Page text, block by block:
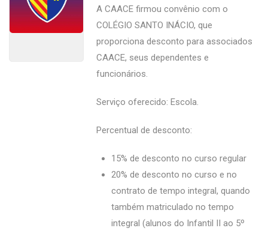
A CAACE firmou convênio com o
COLÉGIO SANTO INÁCIO, que
proporciona desconto para associados
CAACE, seus dependentes e
funcionários.
Serviço oferecido: Escola.
Percentual de desconto:
15% de desconto no curso regular
20% de desconto no curso e no
contrato de tempo integral, quando
também matriculado no tempo
integral (alunos do Infantil II ao 5º